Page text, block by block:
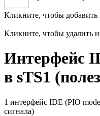
Кликните, чтобы
Кликните, чтобы удалить
Интерфейс
в sTS1
1 интерфейс IDE (PIO
сигнала)